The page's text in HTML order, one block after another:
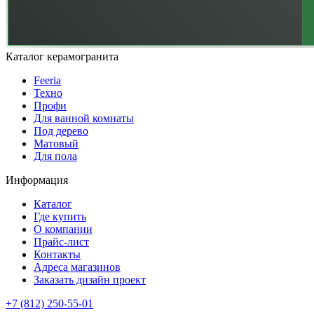
Каталог керамогранита
Feeria
Техно
Профи
Для ванной комнаты
Под дерево
Матовый
Для пола
Информация
Каталог
Где купить
О компании
Прайс-лист
Контакты
Адреса магазинов
Заказать дизайн проект
+7 (812) 250-55-01